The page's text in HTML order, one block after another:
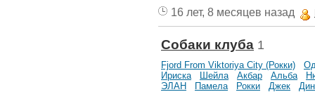
16 лет, 8 месяцев назад
Собаки клуба 1
Fjord From Viktoriya City (Рокки)
Ириска
Шейла Акбар Альба
ЭЛАН
Памела Рокки Джек